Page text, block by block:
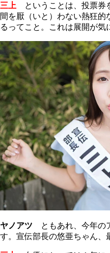
三上 ということは、投票券
間を厭（いと）わない熱狂
るってこと。これは展開が気
ヤノアツ
ともあれ、今年の
す。宣伝部長の悠亜ちゃん、